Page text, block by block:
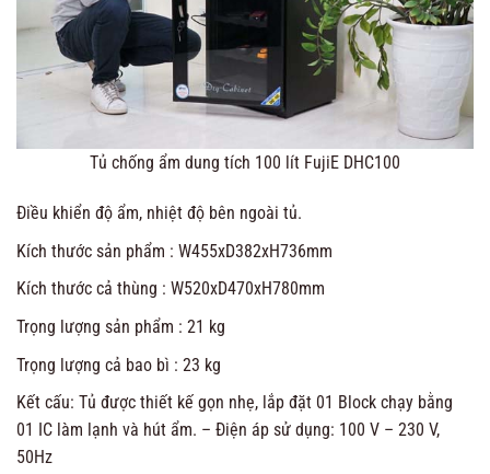
Tủ chống ẩm dung tích 100 lít FujiE DHC100
Điều khiển độ ẩm, nhiệt độ bên ngoài tủ.
Kích thước sản phẩm : W455xD382xH736mm
Kích thước cả thùng : W520xD470xH780mm
Trọng lượng sản phẩm : 21 kg
Trọng lượng cả bao bì : 23 kg
Kết cấu: Tủ được thiết kế gọn nhẹ, lắp đặt 01 Block chạy bằng
01 IC làm lạnh và hút ẩm. – Điện áp sử dụng: 100 V – 230 V,
50Hz